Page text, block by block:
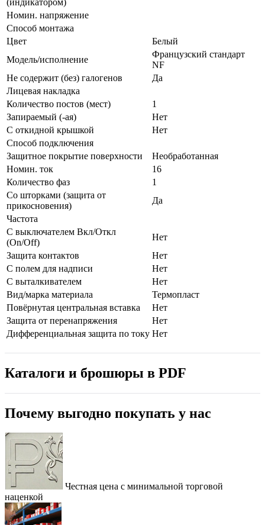
Номин. напряжение
Способ монтажа
Цвет
Белый
Модель/исполнение
Французский стандарт
NF
Не содержит (без) галогенов
Да
Лицевая накладка
Количество постов (мест)
1
Запираемый (-ая)
Нет
С откидной крышкой
Нет
Способ подключения
Защитное покрытие поверхности
Необработанная
Номин. ток
16
Количество фаз
1
Со шторками (защита от
прикосновения)
Да
Частота
С выключателем Вкл/Откл
(On/Off)
Нет
Защита контактов
Нет
С полем для надписи
Нет
С выталкивателем
Нет
Вид/марка материала
Термопласт
Повёрнутая центральная вставка
Нет
Защита от перенапряжения
Нет
Дифференциальная защита по току Нет
Каталоги и брошюры в PDF
Почему выгодно покупать у нас
Честная цена с минимальной торговой
наценкой